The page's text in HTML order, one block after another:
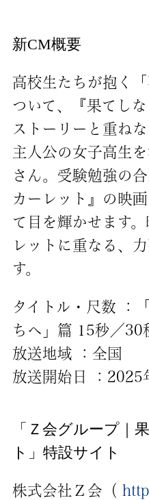
新CM概要
高校生たちが抱く
ついて、『果てし
ストーリーと重ね
主人公の女子高生
さん。受験勉強の
カーレット』の映
て目を輝かせます
レットに重なる、
す。
タイトル・尺数 ：
ちへ」篇 15秒／30
放送地域 ：全国
放送開始日 ：2025
「Ｚ会グループ｜
ト」特設サイト
株式会社Ｚ会（